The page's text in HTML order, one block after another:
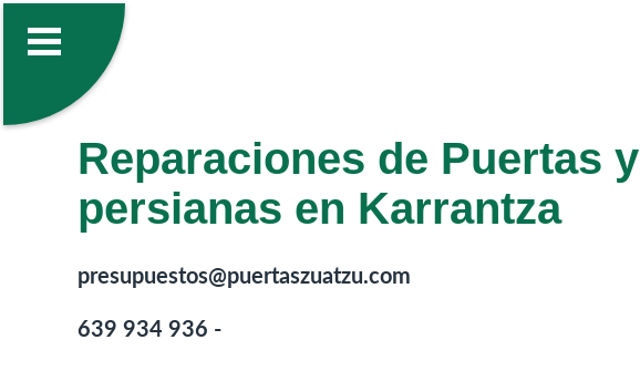
Reparaciones de Puertas y
persianas en Karrantza
presupuestos@puertaszuatzu.com
639 934 936 -